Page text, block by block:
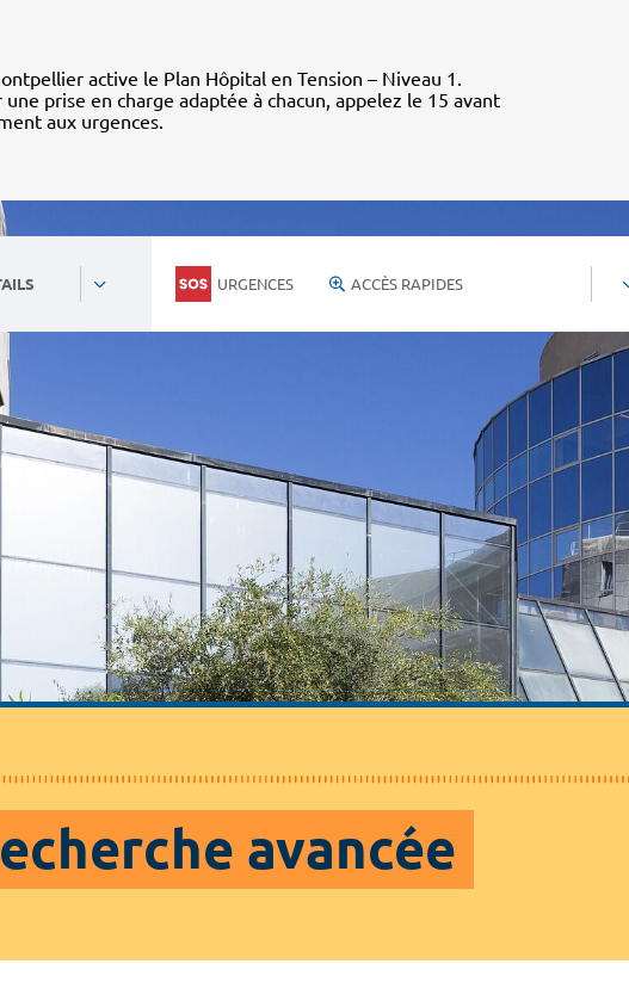
active le Plan Hôpital en Tension – Niveau 1.
prise en charge adaptée à chacun, appelez le 15 avant
aux urgences.
URGENCES ACCÈS RAPIDES
avancée